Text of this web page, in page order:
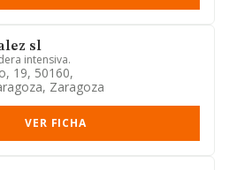
sl
intensiva.
19, 50160,
Zaragoza
VER FICHA